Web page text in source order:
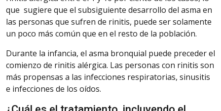
que sugiere que el subsiguiente desarrollo del asma en
las personas que sufren de rinitis, puede sersolamente
un poco más común que en el resto de la población.
Durante la infancia, el asma bronquial puede preceder el
comienzo de rinitis alérgica. Las personas con rinitis son
más propensas a las infecciones respiratorias, sinusitis
e infecciones de los oídos.